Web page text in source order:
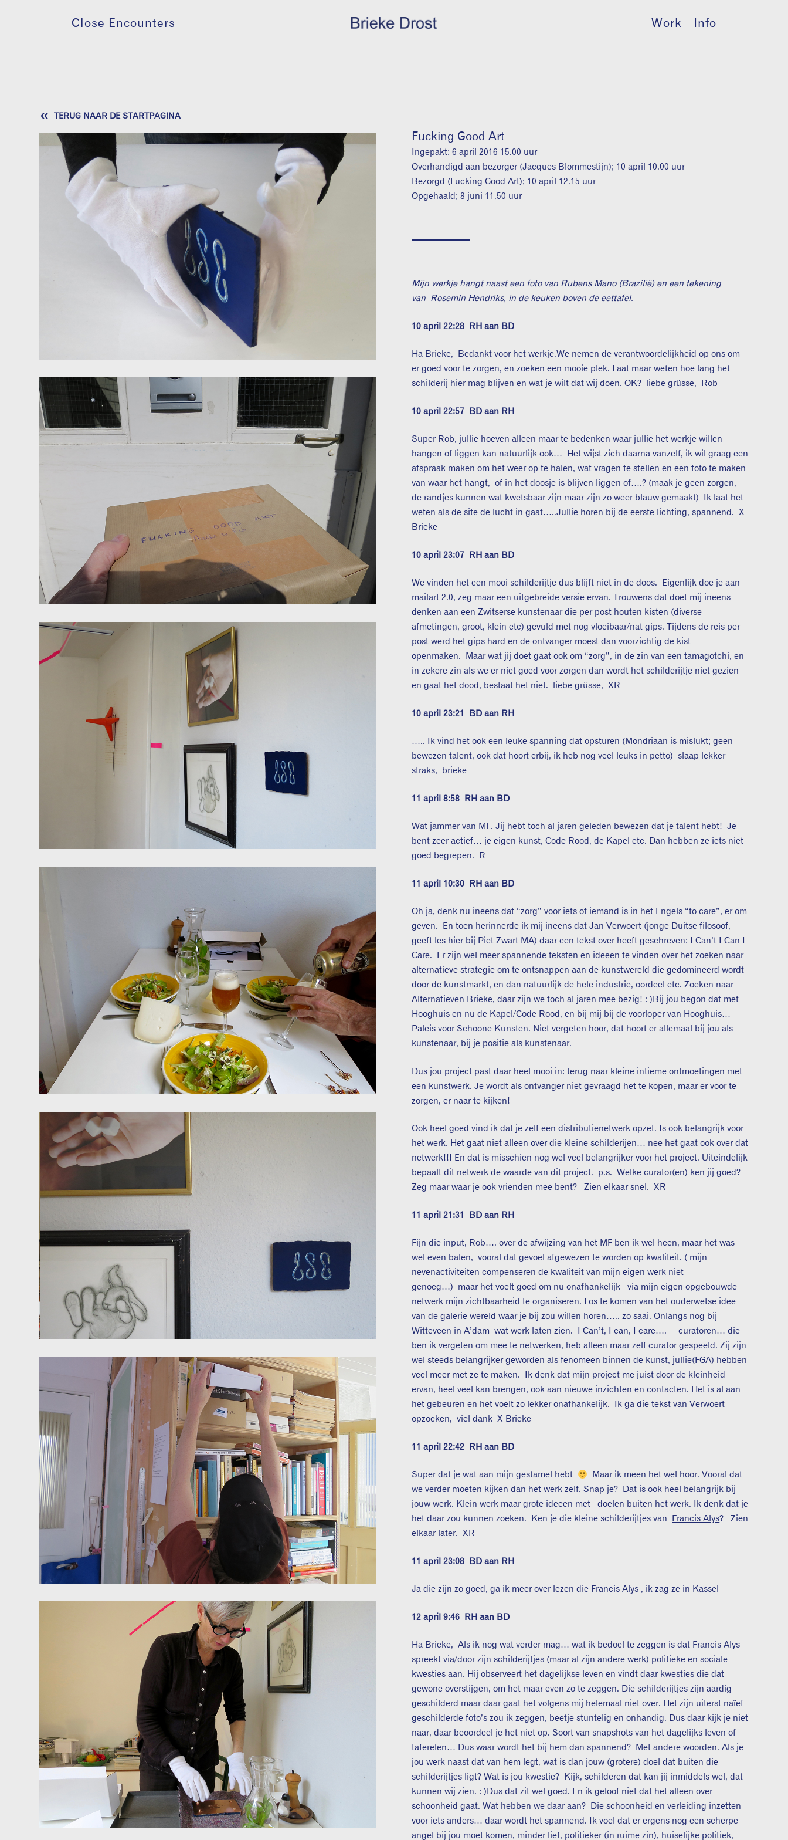
Close Encounters Info
Work
« TERUG NAAR DE STARTPAGINA
Fucking Good Art
Ingepakt: 6 april 2016 15.00 uur
Overhandigd aan bezorger (Jacques Blommestijn); 10 april 10.00 uur
Bezorgd (Fucking Good Art); 10 april 12.15 uur
Opgehaald; 8 juni 11.50 uur
Mijn werkje hangt naast een foto van Rubens Mano (Brazilië) en een tekening
van Rosemin Hendriks, in de keuken boven de eettafel.
10 april 22:28 RH aan BD
Ha Brieke, Bedankt voor het werkje.We nemen de verantwoordelijkheid op ons om
er goed voor te zorgen, en zoeken een mooie plek. Laat maar weten hoe lang het
schilderij hier mag blijven en wat je wilt dat wij doen. OK? liebe grüsse, Rob
10 april 22:57 BD aan RH
Super Rob, jullie hoeven alleen maar te bedenken waar jullie het werkje willen
hangen of liggen kan natuurlijk ook… Het wijst zich daarna vanzelf, ik wil graag een
afspraak maken om het weer op te halen, wat vragen te stellen en een foto te maken
van waar het hangt, of in het doosje is blijven liggen of….? (maak je geen zorgen,
de randjes kunnen wat kwetsbaar zijn maar zijn zo weer blauw gemaakt) Ik laat het
weten als de site de lucht in gaat…..Jullie horen bij de eerste lichting, spannend. X
Brieke
10 april 23:07 RH aan BD
We vinden het een mooi schilderijtje dus blijft niet in de doos. Eigenlijk doe je aan
mailart 2.0, zeg maar een uitgebreide versie ervan. Trouwens dat doet mij ineens
denken aan een Zwitserse kunstenaar die per post houten kisten (diverse
afmetingen, groot, klein etc) gevuld met nog vloeibaar/nat gips. Tijdens de reis per
post werd het gips hard en de ontvanger moest dan voorzichtig de kist
openmaken. Maar wat jij doet gaat ook om “zorg”, in de zin van een tamagotchi, en
in zekere zin als we er niet goed voor zorgen dan wordt het schilderijtje niet gezien
en gaat het dood, bestaat het niet. liebe grüsse, XR
10 april 23:21 BD aan RH
….. Ik vind het ook een leuke spanning dat opsturen (Mondriaan is mislukt; geen
bewezen talent, ook dat hoort erbij, ik heb nog veel leuks in petto) slaap lekker
straks, brieke
11 april 8:58 RH aan BD
Wat jammer van MF. Jij hebt toch al jaren geleden bewezen dat je talent hebt! Je
bent zeer actief… je eigen kunst, Code Rood, de Kapel etc. Dan hebben ze iets niet
goed begrepen. R
11 april 10:30 RH aan BD
Oh ja, denk nu ineens dat “zorg” voor iets of iemand is in het Engels “to care”, er om
geven. En toen herinnerde ik mij ineens dat Jan Verwoert (jonge Duitse filosoof,
geeft les hier bij Piet Zwart MA) daar een tekst over heeft geschreven: I Can’t I Can I
Care. Er zijn wel meer spannende teksten en ideeen te vinden over het zoeken naar
alternatieve strategie om te ontsnappen aan de kunstwereld die gedomineerd wordt
door de kunstmarkt, en dan natuurlijk de hele industrie, oordeel etc. Zoeken naar
Alternatieven Brieke, daar zijn we toch al jaren mee bezig! :-)Bij jou begon dat met
Hooghuis en nu de Kapel/Code Rood, en bij mij bij de voorloper van Hooghuis…
Paleis voor Schoone Kunsten. Niet vergeten hoor, dat hoort er allemaal bij jou als
kunstenaar, bij je positie als kunstenaar.
Dus jou project past daar heel mooi in: terug naar kleine intieme ontmoetingen met
een kunstwerk. Je wordt als ontvanger niet gevraagd het te kopen, maar er voor te
zorgen, er naar te kijken!
Ook heel goed vind ik dat je zelf een distributienetwerk opzet. Is ook belangrijk voor
het werk. Het gaat niet alleen over die kleine schilderijen… nee het gaat ook over dat
netwerk!!! En dat is misschien nog wel veel belangrijker voor het project. Uiteindelijk
bepaalt dit netwerk de waarde van dit project. p.s. Welke curator(en) ken jij goed?
Zeg maar waar je ook vrienden mee bent? Zien elkaar snel. XR
11 april 21:31 BD aan RH
Fijn die input, Rob…. over de afwijzing van het MF ben ik wel heen, maar het was
wel even balen, vooral dat gevoel afgewezen te worden op kwaliteit. ( mijn
nevenactiviteiten compenseren de kwaliteit van mijn eigen werk niet
genoeg…) maar het voelt goed om nu onafhankelijk via mijn eigen opgebouwde
netwerk mijn zichtbaarheid te organiseren. Los te komen van het ouderwetse idee
van de galerie wereld waar je bij zou willen horen….. zo saai. Onlangs nog bij
Witteveen in A’dam wat werk laten zien. I Can’t, I can, I care…. curatoren… die
ben ik vergeten om mee te netwerken, heb alleen maar zelf curator gespeeld. Zij zijn
wel steeds belangrijker geworden als fenomeen binnen de kunst, jullie(FGA) hebben
veel meer met ze te maken. Ik denk dat mijn project me juist door de kleinheid
ervan, heel veel kan brengen, ook aan nieuwe inzichten en contacten. Het is al aan
het gebeuren en het voelt zo lekker onafhankelijk. Ik ga die tekst van Verwoert
opzoeken, viel dank X Brieke
11 april 22:42 RH aan BD
Super dat je wat aan mijn gestamel hebt
Maar ik meen het wel hoor. Vooral dat
we verder moeten kijken dan het werk zelf. Snap je? Dat is ook heel belangrijk bij
jouw werk. Klein werk maar grote ideeën met doelen buiten het werk. Ik denk dat je
het daar zou kunnen zoeken. Ken je die kleine schilderijtjes van
Francis Alys? Zien
elkaar later. XR
11 april 23:08 BD aan RH
Ja die zijn zo goed, ga ik meer over lezen die Francis Alys , ik zag ze in Kassel
12 april 9:46 RH aan BD
Ha Brieke, Als ik nog wat verder mag… wat ik bedoel te zeggen is dat Francis Alys
spreekt via/door zijn schilderijtjes (maar al zijn andere werk) politieke en sociale
kwesties aan. Hij observeert het dagelijkse leven en vindt daar kwesties die dat
gewone overstijgen, om het maar even zo te zeggen. Die schilderijtjes zijn aardig
geschilderd maar daar gaat het volgens mij helemaal niet over. Het zijn uiterst naïef
geschilderde foto’s zou ik zeggen, beetje stuntelig en onhandig. Dus daar kijk je niet
naar, daar beoordeel je het niet op. Soort van snapshots van het dagelijks leven of
taferelen… Dus waar wordt het bij hem dan spannend? Met andere woorden. Als je
jou werk naast dat van hem legt, wat is dan jouw (grotere) doel dat buiten die
schilderijtjes ligt? Wat is jou kwestie? Kijk, schilderen dat kan jij inmiddels wel, dat
kunnen wij zien. :-)Dus dat zit wel goed. En ik geloof niet dat het alleen over
schoonheid gaat. Wat hebben we daar aan? Die schoonheid en verleiding inzetten
voor iets anders… daar wordt het spannend. Ik voel dat er ergens nog een scherpe
angel bij jou moet komen, minder lief, politieker (in ruime zin), huiselijke politiek,